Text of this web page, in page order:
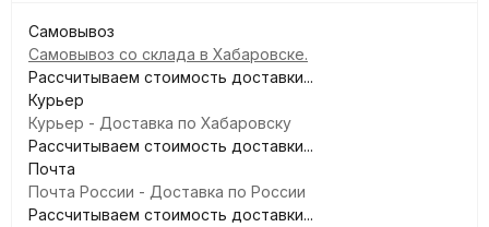
Самовывоз
Самовывоз со склада в Хабаровске.
Рассчитываем стоимость доставки...
Курьер
Курьер - Доставка по Хабаровску
Рассчитываем стоимость доставки...
Почта
Почта России - Доставка по России
Рассчитываем стоимость доставки...